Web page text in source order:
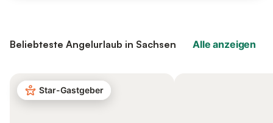
Beliebteste Angelurlaub in Sachsen Alle anzeigen
Star-Gastgeber